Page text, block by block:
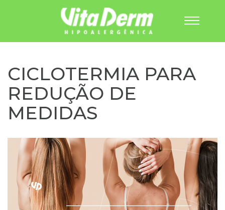
Pular
conteúdo
CICLOTERMIA PARA
REDUÇÃO DE
MEDIDAS